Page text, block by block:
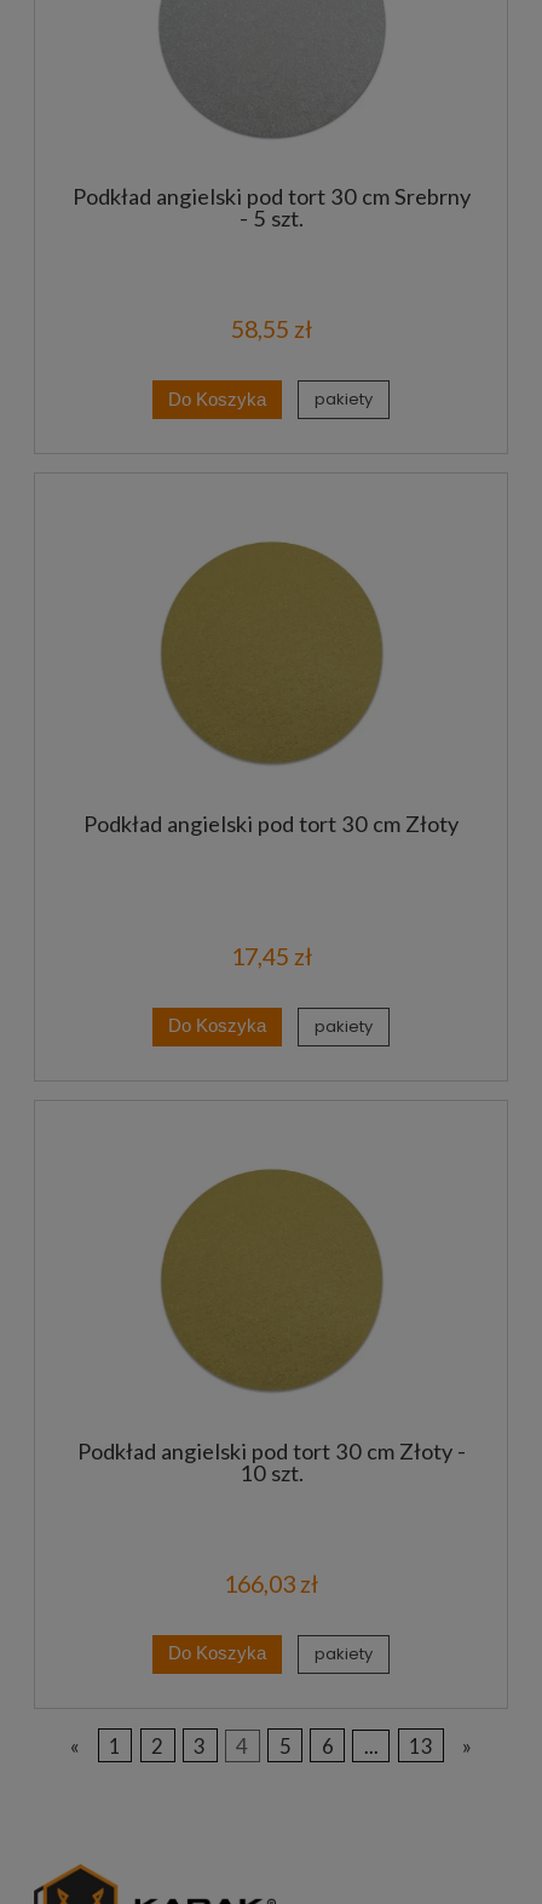
Podkład angielski pod tort 30 cm Srebrny
- 5 szt.
58,55 zł
Do Koszyka pakiety
Podkład angielski pod tort 30 cm Złoty
17,45 zł
Do Koszyka pakiety
Podkład angielski pod tort 30 cm Złoty -
10 szt.
166,03 zł
Do Koszyka pakiety
« 1 2 3 4 5 6 ... 13 »